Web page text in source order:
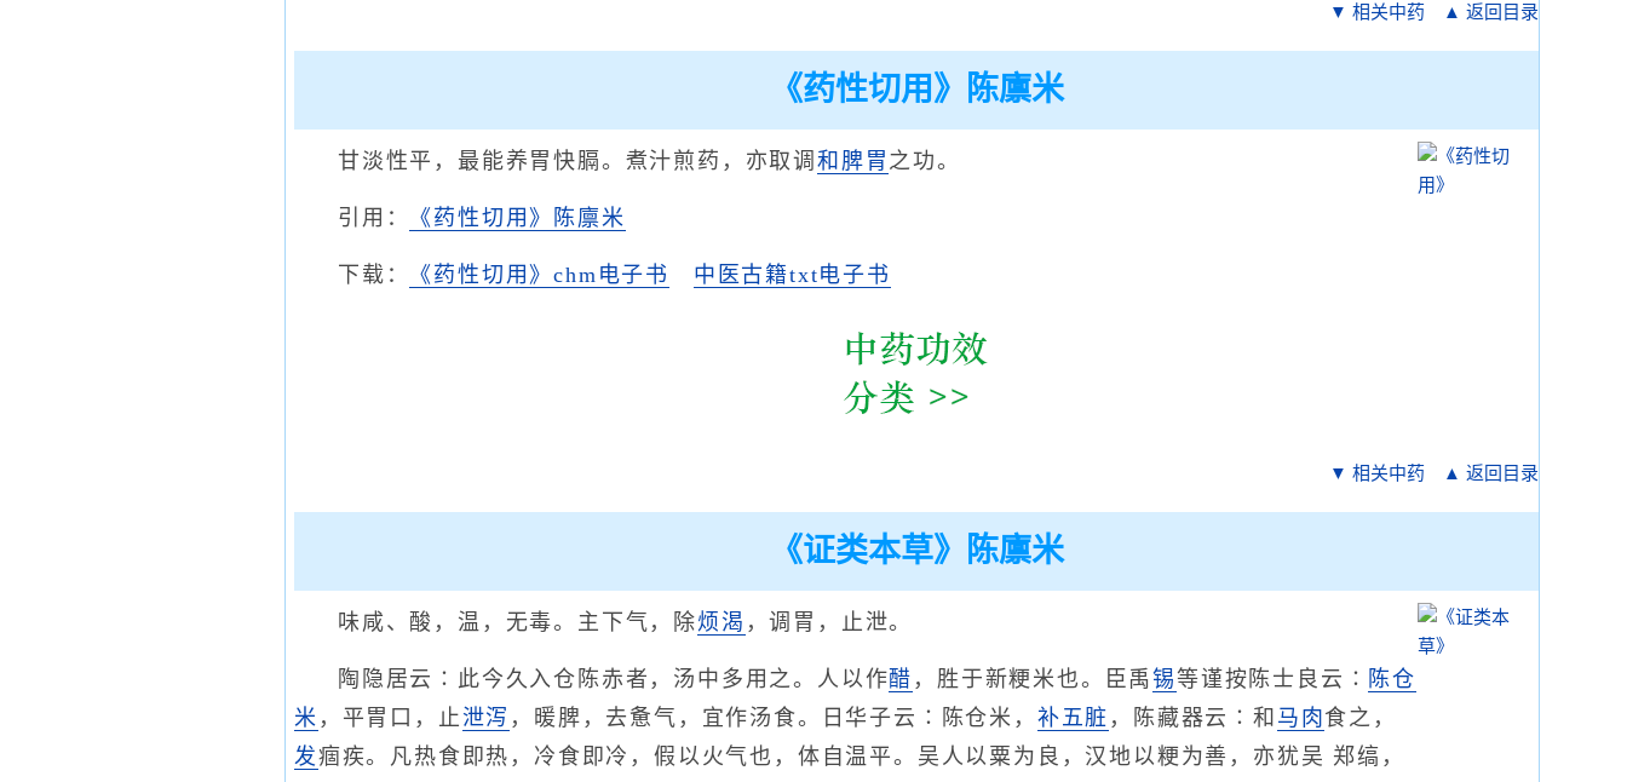
▼ 相关中药 ▲ 返回目录
《药性切用》陈廪米
甘淡性平，最能养胃快膈。煮汁煎药，亦取调 和脾胃 之功。
引用： 《药性切用》陈廪米
下载： 《药性切用》chm电子书 中医古籍txt电子书
▼ 相关中药 ▲ 返回目录
《证类本草》陈廪米
味咸、酸，温，无毒。主下气，除烦渴 ，调胃，止泄。
陶隐居云∶此今久入仓陈赤者，汤中多用之。人以作醋 ，胜于新粳米也。臣禹锡等谨按陈士良云∶ 陈仓
米 ，平胃口，止泄泻 ，暖脾，去惫气，宜作汤食。日华子云∶陈仓米， 补五脏 ，陈藏器云∶和 马肉 食之，
发痼疾。凡热食即热，冷食即冷，假以火气也，体自温平。吴人以粟为良，汉地以粳为善，亦犹吴 郑缟，